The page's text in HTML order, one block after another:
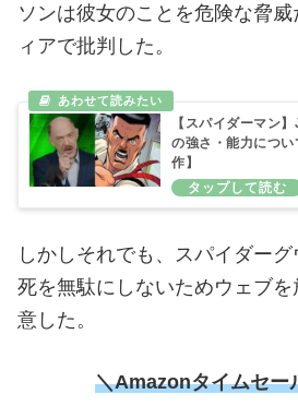
ソンは彼女のことを危険な脅
ィアで批判した。
【スパイダーマン
の強さ・能力につ
作】
しかしそれでも、スパイダー
死を無駄にしないためウェブ
意した。
＼Amazonタイムセー